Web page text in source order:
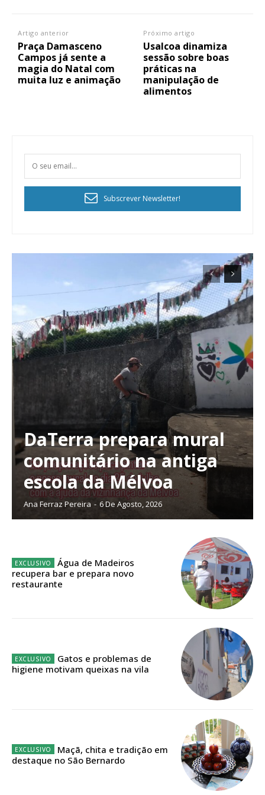
Planos de Assinatura
Faça-se assinante do Região de Cister e ajude-nos a manter este serviço
público!
Sendo assinante terá acesso a todos os conteúdos exclusivos e versões
12 meses
Artigo anterior
Praça Damasceno
Campos já sente a
magia do Natal com
muita luz e animação
Próximo artigo
Usalcoa dinamiza
sessão sobre boas
práticas na
manipulação de
alimentos
Subscrever Newsletter!
DaTerra prepara mural
comunitário na antiga
escola da Mélvoa
Ana Ferraz Pereira - 6 De Agosto, 2026
Água de Madeiros
recupera bar e prepara novo
restaurante
Gatos e problemas de
higiene motivam queixas na vila
Maçã, chita e tradição em
destaque no São Bernardo